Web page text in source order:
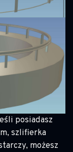
posiadasz
szlifierka
możesz